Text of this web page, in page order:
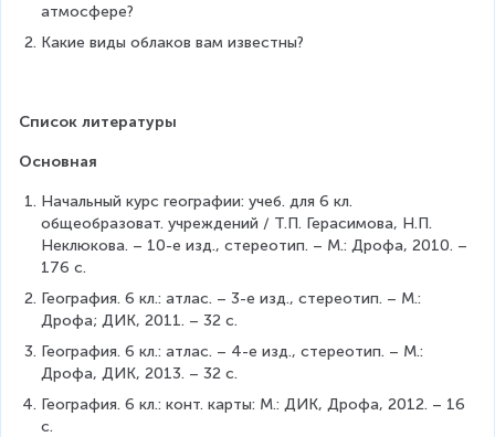
атмосфере?
Какие виды облаков вам известны?
Список литературы
Основная
Начальный курс географии: учеб. для 6 кл.
общеобразоват. учреждений / Т.П. Герасимова, Н.П.
Неклюкова. – 10-е изд., стереотип. – М.: Дрофа, 2010. –
176 с.
География. 6 кл.: атлас. – 3-е изд., стереотип. – М.:
Дрофа; ДИК, 2011. – 32 с.
География. 6 кл.: атлас. – 4-е изд., стереотип. – М.:
Дрофа, ДИК, 2013. – 32 с.
География. 6 кл.: конт. карты: М.: ДИК, Дрофа, 2012. – 16
с.